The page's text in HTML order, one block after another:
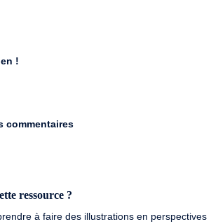
!
commentaires
ressource ?
à faire des illustrations en perspectives